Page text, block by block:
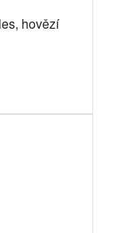
hovězí